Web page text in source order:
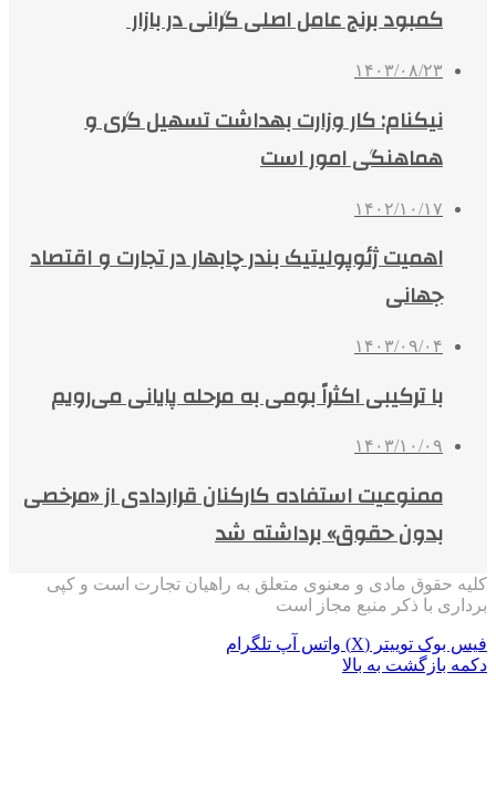
کمبود برنج عامل اصلی گرانی در بازار
۱۴۰۳/۰۸/۲۳
نیکنام: کار وزارت بهداشت تسهیل گری و
هماهنگی امور است
۱۴۰۲/۱۰/۱۷
اهمیت ژئوپولیتیک بندر چابهار در تجارت و اقتصاد
جهانی
۱۴۰۳/۰۹/۰۴
با ترکیبی اکثراً بومی به مرحله پایانی می‌رویم
۱۴۰۳/۱۰/۰۹
ممنوعیت استفاده کارکنان قراردادی از «مرخصی
بدون حقوق» برداشته شد
کلیه حقوق مادی و معنوی متعلق به راهیان تجارت است و کپی
برداری با ذکر منبع مجاز است
فیس بوک توییتر (X) واتس آپ تلگرام
دکمه بازگشت به بالا